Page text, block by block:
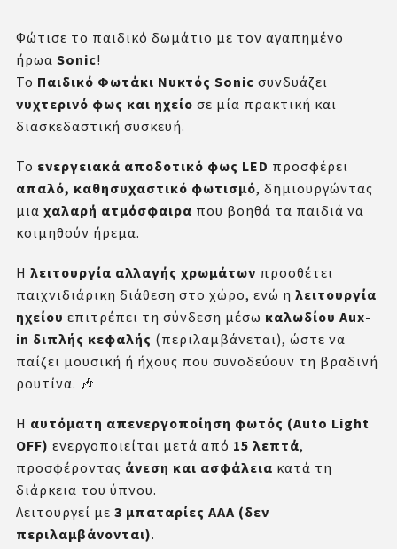
Φώτισε το παιδικό δωμάτιο με τον αγαπημένο
ήρωα Sonic!
Το Παιδικό Φωτάκι Νυκτός Sonic συνδυάζει
νυχτερινό φως και ηχείο σε μία πρακτική και
διασκεδαστική συσκευή.
Το ενεργειακά αποδοτικό φως LED προσφέρει
απαλό, καθησυχαστικό φωτισμό, δημιουργώντας
μια χαλαρή ατμόσφαιρα που βοηθά τα παιδιά να
κοιμηθούν ήρεμα.
Η λειτουργία αλλαγής χρωμάτων προσθέτει
παιχνιδιάρικη διάθεση στο χώρο, ενώ η λειτουργία
ηχείου επιτρέπει τη σύνδεση μέσω καλωδίου Aux-
in διπλής κεφαλής (περιλαμβάνεται), ώστε να
παίζει μουσική ή ήχους που συνοδεύουν τη βραδινή
ρουτίνα. 🎶
Η αυτόματη απενεργοποίηση φωτός (Auto Light
OFF) ενεργοποιείται μετά από 15 λεπτά,
προσφέροντας άνεση και ασφάλεια κατά τη
διάρκεια του ύπνου.
Λειτουργεί με 3 μπαταρίες ΑΑΑ (δεν
περιλαμβάνονται).